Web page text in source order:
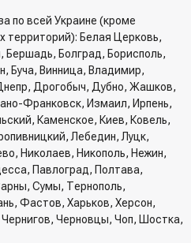
по всей Украине (кроме
территорий): Белая Церковь,
Бершадь, Болград, Борисполь,
Буча, Винница, Владимир,
Дрогобыч, Дубно, Жашков,
Франковск, Измаил, Ирпень,
Каменское, Киев, Ковель,
Лебедин, Луцк,
Николаев, Никополь, Нежин,
Павлоград, Полтава,
Сумы, Тернополь,
Фастов, Харьков, Херсон,
Черновцы, Чоп, Шостка,